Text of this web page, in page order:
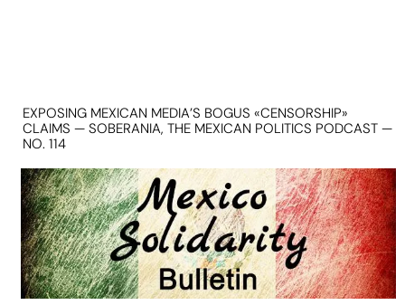
EXPOSING MEXICAN MEDIA’S BOGUS «CENSORSHIP»
CLAIMS — SOBERANIA, THE MEXICAN POLITICS PODCAST —
NO. 114